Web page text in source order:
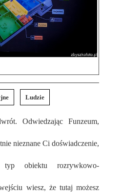
Ludzie
nieznane Ci doświadczenie,
obiektu rozrywkowo-
wiesz, że tutaj możesz